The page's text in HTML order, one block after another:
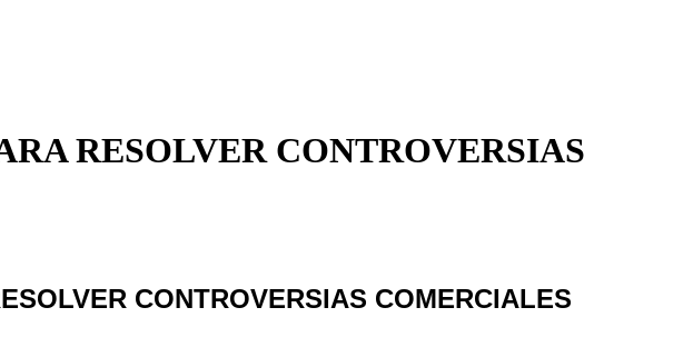
RESOLVER CONTROVERSIAS
CONTROVERSIAS COMERCIALES